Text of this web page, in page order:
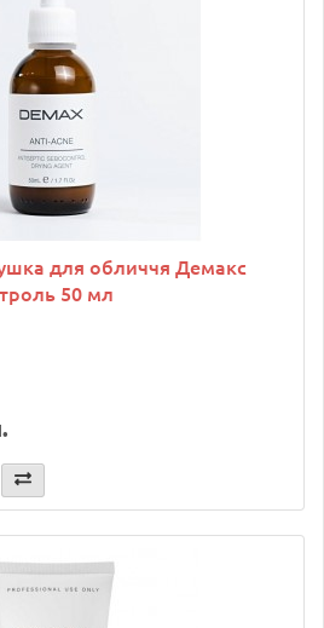
для обличчя Демакс
50 мл